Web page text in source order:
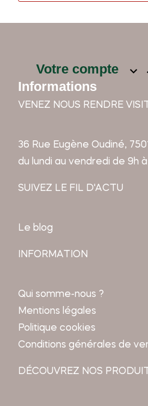
Votre compte 
Informations
VENEZ NOUS RENDRE
36 Rue Eugène Oudiné,
du lundi au vendredi de 9h
SUIVEZ LE FIL D'ACTU
Le blog
INFORMATION
Qui somme-nous ?
Mentions légales
Politique cookies
Conditions générales de
DÉCOUVREZ NOS